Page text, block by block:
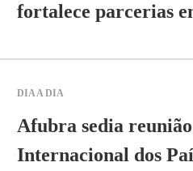
fortalece parcerias
DIA A DIA
Afubra sedia
Internacional dos